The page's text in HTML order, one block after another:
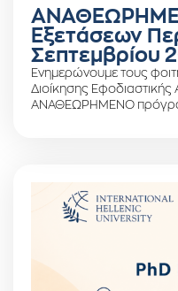
Εξετάσεων
Σεπτεμβρίου
Ενημερώνουμε τους
Διοίκησης
ΑΝΑΘΕΩΡΗΜΕΝΟ